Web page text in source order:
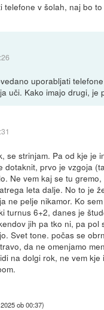
telefone v šolah, naj bo
uporabljati
uči. Kako imajo drugi, je
se strinjam. Pa od kje je
dotaknit, prvo je vzgoja
Ne vem kaj se tu
leta dalje. No to je
ne pelje nikamor. Ko
turnus 6+2, danes je
jih pa tko ni, pa pol
Svet tone. počas se
da ne omenjamo
na dolgi rok, ne vem kje
ob 00:37)